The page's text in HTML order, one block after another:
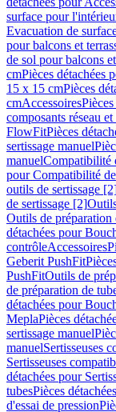
surface pour
Evacuation de
pour balcons et
de sol pour balcons
cmPièces détachées
15 x 15 cmPièces
cmAccessoires
composants réseau
FlowFitPièces
sertissage manuel
manuelCompatibilité
pour Compatibilité
outils de sertissage
de sertissage [2]
Outils de préparation
détachées pour
contrôleAccessoires
Geberit PushFit
PushFitOutils de
de préparation de
détachées pour
MeplaPièces
sertissage manuel
manuelSertisseuses
Sertisseuses
détachées pour
tubesPièces
d'essai de pression